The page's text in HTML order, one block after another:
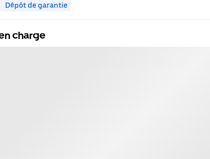
Dépôt de garantie
charge